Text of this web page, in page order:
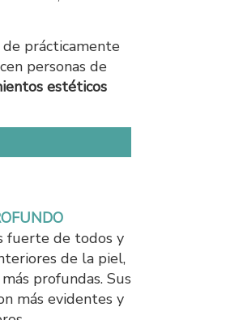
prácticamente
personas de
estéticos
fuerte de todos y
de la piel,
profundas. Sus
más evidentes y